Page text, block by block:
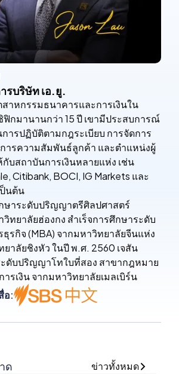
รบริษัท เอ.ยู.
าหกรรมธนาคารและการเงินใน
กมานานกว่า 15 ปี เขามีประสบการณ์
ารปฏิบัติตามกฎระเบียบ การจัดการ
ารความสัมพันธ์ลูกค้า และตำแหน่งผู้
บสถาบันการเงินหลายแห่ง เช่น
Citibank, BOCI, IG Markets และ
ป็นต้น
กษาระดับปริญญาตรีศิลปศาสตร์
ทยาลัยฮ่องกง สำเร็จการศึกษาระดับ
รกิจ (MBA) จากมหาวิทยาลัยจีนแห่ง
าลัยชิงหัว ในปี พ.ศ. 2560 เจสัน
ะดับปริญญาโทใบที่สอง สาขากฎหมาย
รเงิน จากมหาวิทยาลัยเมลเบิร์น
อ:
ด ข่าวทั้งหมด